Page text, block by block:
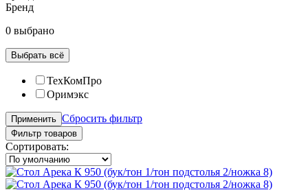
Бренд
0 выбрано
Выбрать всё
ТехКомПро
Оримэкс
Применить Сбросить фильтр
Фильтр товаров
Сортировать: